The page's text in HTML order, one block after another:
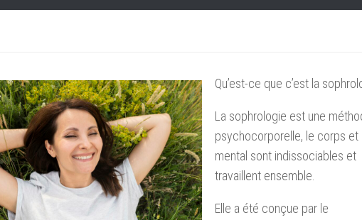
Qu’est-ce que c’est la
La sophrologie est une
psychocorporelle, le corps et
mental sont indissociables et
travaillent ensemble.
Elle a été conçue par le